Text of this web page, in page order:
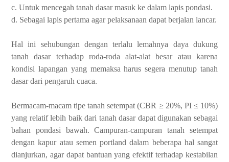
c. Untuk mencegah tanah dasar masuk ke dalam lapis pondasi.
d. Sebagai lapis pertama agar pelaksanaan dapat berjalan lancar.
Hal ini sehubungan dengan terlalu lemahnya daya dukung
tanah dasar terhadap roda-roda alat-alat besar atau karena
kondisi lapangan yang memaksa harus segera menutup tanah
dasar dari pengaruh cuaca.
Bermacam-macam tipe tanah setempat (CBR ≥ 20%, PI ≤ 10%)
yang relatif lebih baik dari tanah dasar dapat digunakan sebagai
bahan pondasi bawah. Campuran-campuran tanah setempat
dengan kapur atau semen portland dalam beberapa hal sangat
dianjurkan, agar dapat bantuan yang efektif terhadap kestabilan